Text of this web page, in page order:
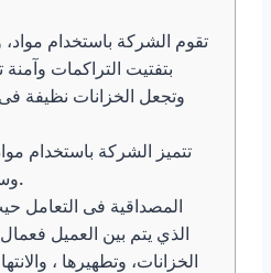
تقوم الشركة باستخدام
بتفتيت التراكمات
وتجعل الخزانات نظيفة
تتميز الشركة باستخدام
وسريع فى تنظيف الخزانات.
المصداقية فى التعامل
الذي يتم بين العميل
الخزانات، وتطهيرها ،